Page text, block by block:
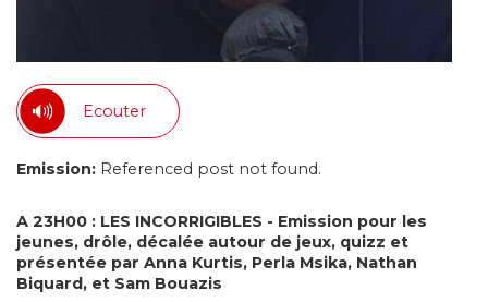
Ecouter
Emission: Referenced post not found.
A 23H00 : LES INCORRIGIBLES - Emission pour les
jeunes, drôle, décalée autour de jeux, quizz et
présentée par Anna Kurtis, Perla Msika, Nathan
Biquard, et Sam Bouazis